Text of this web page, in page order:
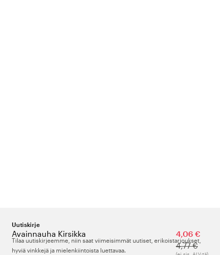
Avainnauha Kirsikka
4,06 €
4,77 €
Uutiskirje
Tilaa uutiskirjeemme, niin saat viimeisimmät uutiset, erikoistarjoukset,
hyviä vinkkejä ja mielenkiintoista luettavaa.